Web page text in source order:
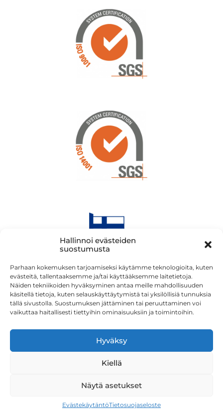
Hallinnoi evästeiden
suostumusta
Parhaan kokemuksen tarjoamiseksi käytämme teknologioita, kuten
evästeitä, tallentaaksemme ja/tai käyttääksemme laitetietoja.
Näiden tekniikoiden hyväksyminen antaa meille mahdollisuuden
käsitellä tietoja, kuten selauskäyttäytymistä tai yksilöllisiä tunnuksia
tällä sivustolla. Suostumuksen jättäminen tai peruuttaminen voi
vaikuttaa haitallisesti tiettyihin ominaisuuksiin ja toimintoihin.
Hyväksy
Kiellä
Näytä asetukset
EvästekäytäntöTietosuojaseloste